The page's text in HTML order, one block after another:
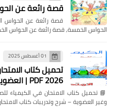
قصة رائعة عن
قصة رائعة عن الحواس
الحواس الخمسة, قصة رائعة عن الحواس
01 أغسطس 2025
تحميل كتاب
2026 PDF | العضوية وغير العضوية
وغير العضوية – شرح وتدريبات كتاب